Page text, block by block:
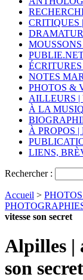
CRITIQUES
MOUSSONS
NOTES
PHOTOS &
AILLEURS |
À LA
À PROPOS
LIENS,
Rechercher :
Accueil >
vitesse son secret
Alpilles |
son secret